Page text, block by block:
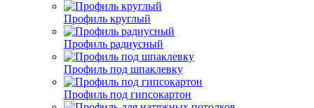
Профиль круглый
Профиль радиусный
Профиль под шпаклевку
Профиль под гипсокартон